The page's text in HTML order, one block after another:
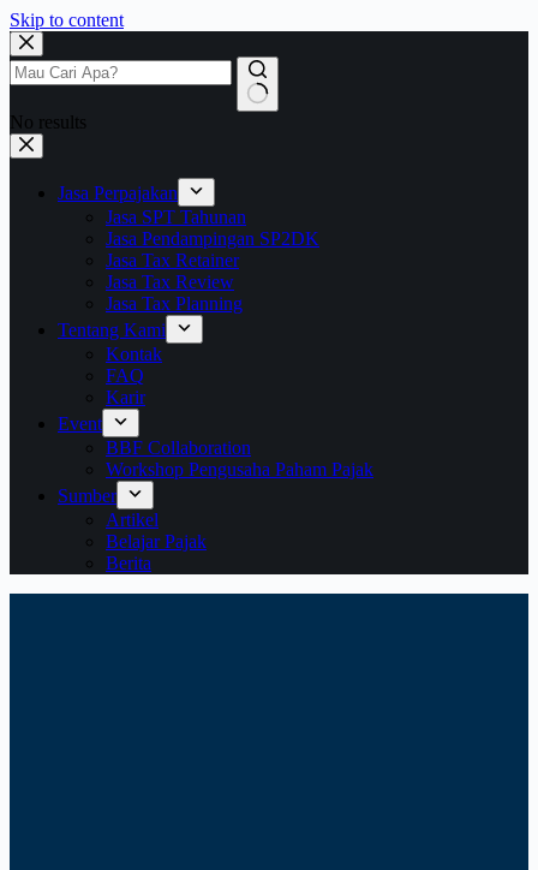
Skip to content
No results
Jasa Perpajakan
Jasa SPT Tahunan
Jasa Pendampingan SP2DK
Jasa Tax Retainer
Jasa Tax Review
Jasa Tax Planning
Tentang Kami
Kontak
FAQ
Karir
Event
BBF Collaboration
Workshop Pengusaha Paham Pajak
Sumber
Artikel
Belajar Pajak
Berita